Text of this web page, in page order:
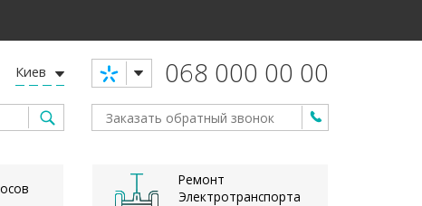
068 000 00 00
Киев
Ремонт
Электротранспорта